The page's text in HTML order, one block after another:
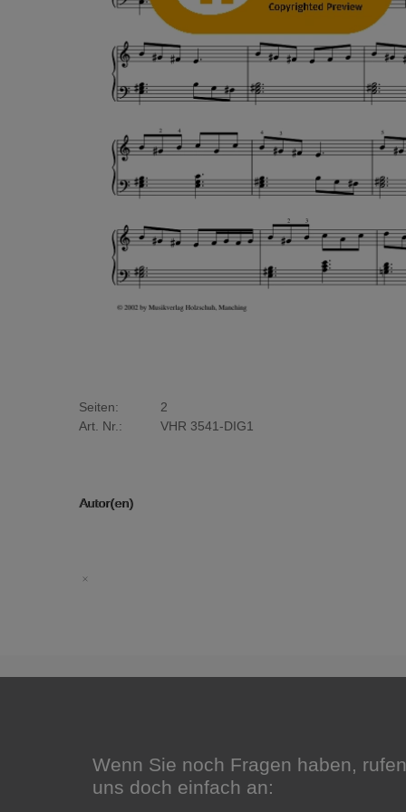
Seiten:
2
Art. Nr.:
VHR 3541-DIG1
Autor(en)
Wenn Sie noch Fragen haben,
uns doch einfach an: